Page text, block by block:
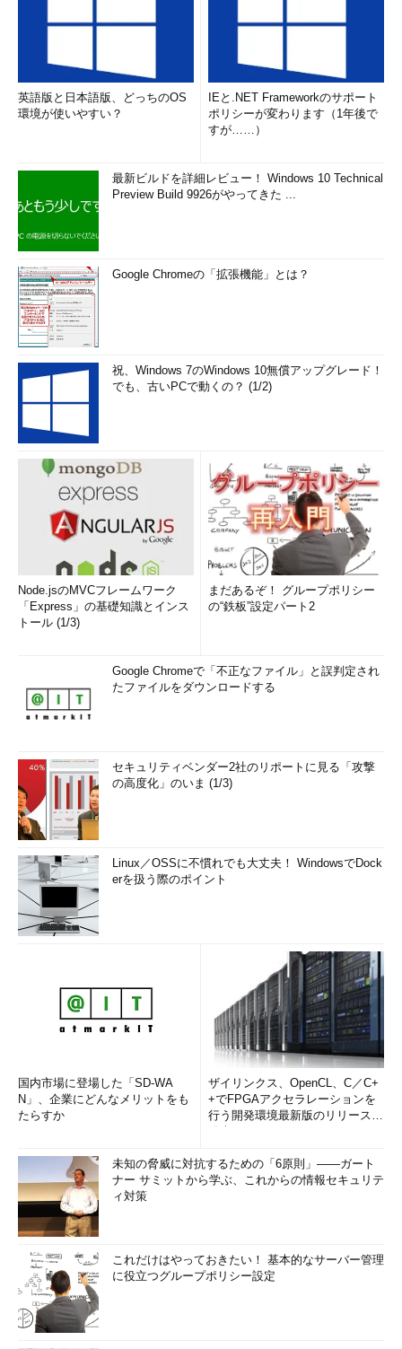
英語版と日本語版、どっちのOS
環境が使いやすい？
IEと.NET Frameworkのサポート
ポリシーが変わります（1年後で
すが……）
最新ビルドを詳細レビュー！ Windows 10 Technical
Preview Build 9926がやってきた ...
Google Chromeの「拡張機能」とは？
祝、Windows 7のWindows 10無償アップグレード！
でも、古いPCで動くの？ (1/2)
Node.jsのMVCフレームワーク
「Express」の基礎知識とインス
トール (1/3)
まだあるぞ！ グループポリシー
の“鉄板”設定パート2
Google Chromeで「不正なファイル」と誤判定され
たファイルをダウンロードする
セキュリティベンダー2社のリポートに見る「攻撃
の高度化」のいま (1/3)
Linux／OSSに不慣れでも大丈夫！ WindowsでDock
erを扱う際のポイント
国内市場に登場した「SD-WA
N」、企業にどんなメリットをも
たらすか
ザイリンクス、OpenCL、C／C+
+でFPGAアクセラレーションを
行う開発環境最新版のリリースを
未知の脅威に対抗するための「6原則」――ガート
ナー サミットから学ぶ、これからの情報セキュリテ
ィ対策
これだけはやっておきたい！ 基本的なサーバー管理
に役立つグループポリシー設定